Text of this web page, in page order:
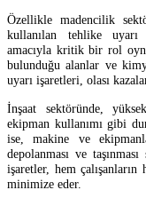
Özellikle madencilik
kullanılan tehlike uyarı
amacıyla kritik bir rol
bulunduğu alanlar ve
uyarı işaretleri, olası
İnşaat sektöründe,
ekipman kullanımı gibi
ise, makine ve
depolanması ve
işaretler, hem
minimize eder.